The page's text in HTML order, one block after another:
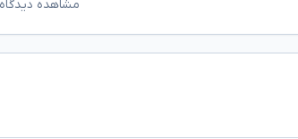
مشاهده